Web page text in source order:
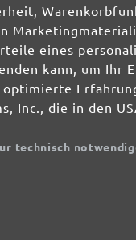
eines
kann, um
Inc., die in den
technisch